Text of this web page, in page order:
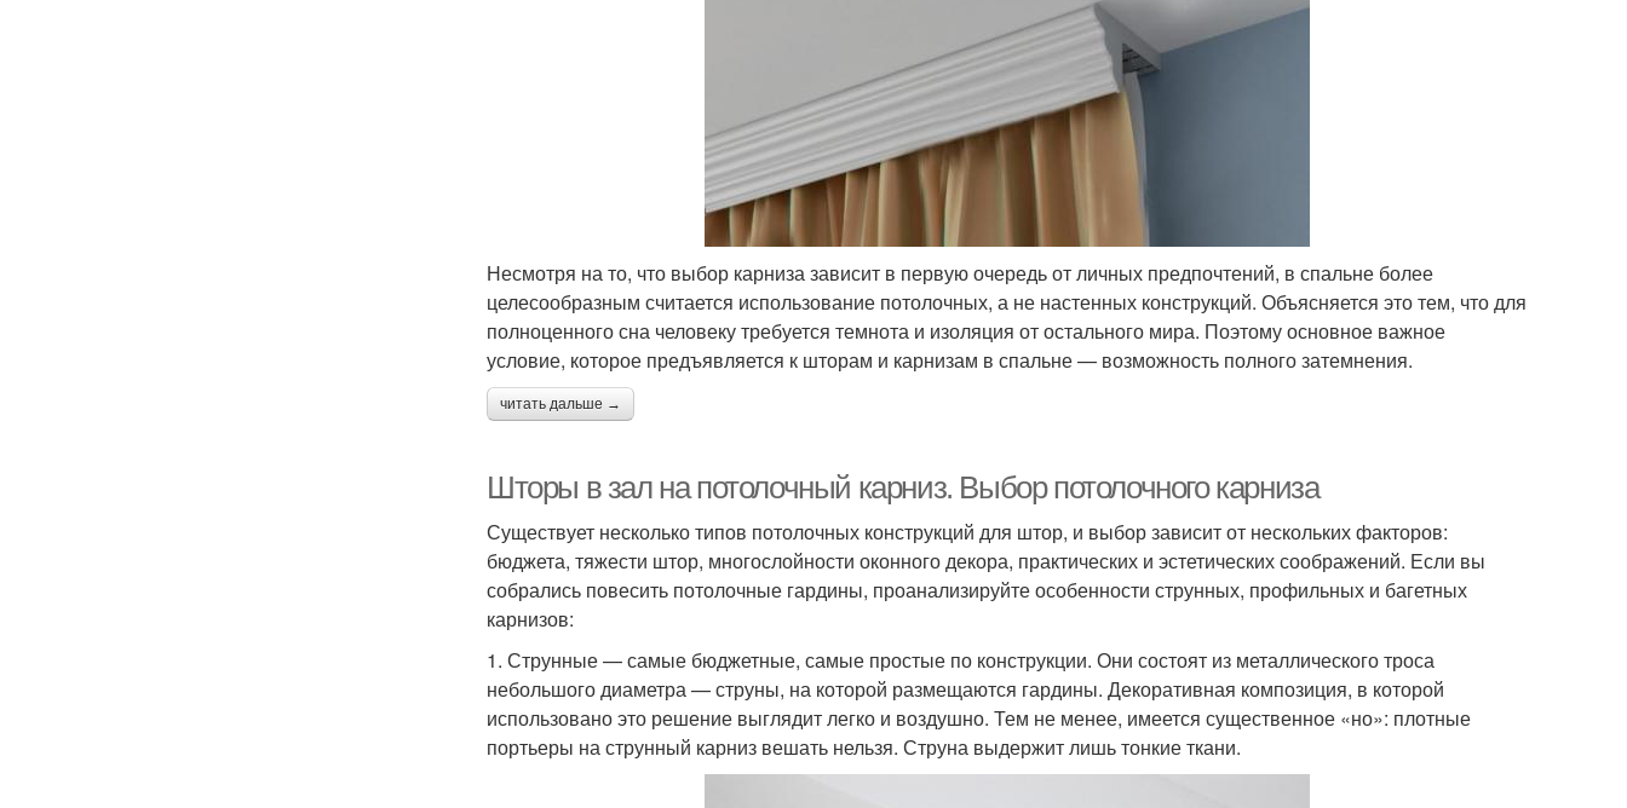
Несмотря на то, что выбор карниза зависит в первую очередь от личных предпочтений, в спальне более
целесообразным считается использование потолочных, а не настенных конструкций. Объясняется это тем, что для
полноценного сна человеку требуется темнота и изоляция от остального мира. Поэтому основное важное
условие, которое предъявляется к шторам и карнизам в спальне — возможность полного затемнения.
читать дальше →
Шторы в зал на потолочный карниз. Выбор потолочного карниза
Существует несколько типов потолочных конструкций для штор, и выбор зависит от нескольких факторов:
бюджета, тяжести штор, многослойности оконного декора, практических и эстетических соображений. Если вы
собрались повесить потолочные гардины, проанализируйте особенности струнных, профильных и багетных
карнизов:
1. Струнные — самые бюджетные, самые простые по конструкции. Они состоят из металлического троса
небольшого диаметра — струны, на которой размещаются гардины. Декоративная композиция, в которой
использовано это решение выглядит легко и воздушно. Тем не менее, имеется существенное «но»: плотные
портьеры на струнный карниз вешать нельзя. Струна выдержит лишь тонкие ткани.